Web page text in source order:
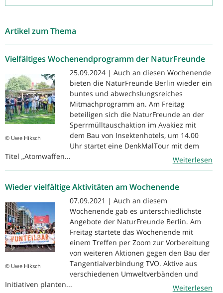
Artikel zum Thema
Vielfältiges Wochenendprogramm der NaturFreunde
© Uwe Hiksch
25.09.2024 | Auch an diesen Wochenende
bieten die NaturFreunde Berlin wieder ein
buntes und abwechslungsreiches
Mitmachprogramm an. Am Freitag
beteiligen sich die NaturFreunde an der
Sperrmülltauschaktion im Avakiez mit
dem Bau von Insektenhotels, um 14.00
Uhr startet eine DenkMalTour mit dem
Titel „Atomwaffen...
Weiterlesen
Wieder vielfältige Aktivitäten am Wochenende
© Uwe Hiksch
07.09.2021 | Auch an diesem
Wochenende gab es unterschiedlichste
Angebote der NaturFreunde Berlin. Am
Freitag startete das Wochenende mit
einem Treffen per Zoom zur Vorbereitung
von weiteren Aktionen gegen den Bau der
Tangentialverbindung TVO. Aktive aus
verschiedenen Umweltverbänden und
Initiativen planten...
Weiterlesen